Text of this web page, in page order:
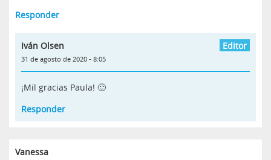
Responder
Iván Olsen
31 de agosto de 2020 - 8:05
¡Mil gracias Paula! 🙂
Responder
Vanessa